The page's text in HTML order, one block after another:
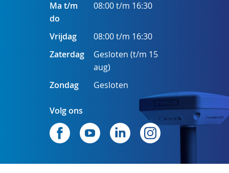
Ma t/m
do
08:00 t/m 16:30
Vrijdag
08:00 t/m 16:30
Zaterdag
Gesloten (t/m 15
aug)
Zondag
Gesloten
Volg ons